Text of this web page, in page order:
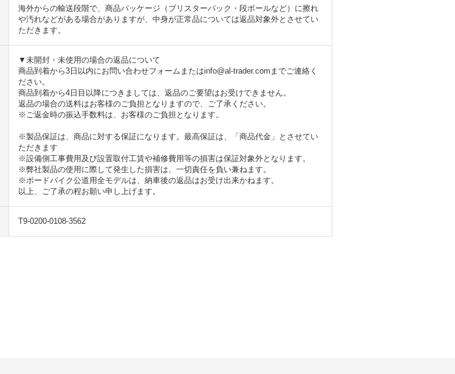
海外からの輸送段階で、商品パッケージ（ブリスターパック・段ボールなど）に擦れ
や汚れなどがある場合がありますが、中身が正常品については返品対象外とさせてい
ただきます。
▼未開封・未使用の場合の返品について
商品到着から3日以内にお問い合わせフォームまたはinfo@al-trader.comまでご連絡く
ださい。
商品到着から4日目以降につきましては、返品のご要望はお受けできません。
返品の場合の送料はお客様のご負担となりますので、ご了承ください。
※ご返金時の振込手数料は、お客様のご負担となります。
※製品保証は、商品に対する保証になります。最高保証は、「商品代金」とさせてい
ただきます
※設備側工事費用及び設置取付工賃や補修費用等の損害は保証対象外となります。
※弊社製品の使用に際して発生した損害は、一切責任を負い兼ねます。
※ボードバイク公道用全モデルは、納車後の返品はお受け出来かねます。
以上、ご了承の程お願い申し上げます。
T9-0200-0108-3562